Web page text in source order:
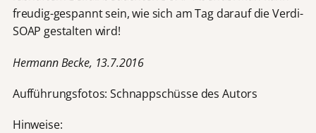
freudig-gespannt sein, wie sich am Tag darauf die Verdi-
SOAP gestalten wird!
Hermann Becke, 13.7.2016
Aufführungsfotos: Schnappschüsse des Autors
Hinweise: